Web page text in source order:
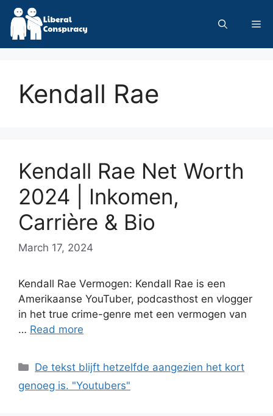
Skip
content
Kendall Rae
Kendall Rae Net Worth
2024 | Inkomen,
Carrière & Bio
March 17, 2024
Kendall Rae Vermogen: Kendall Rae is een
Amerikaanse YouTuber, podcasthost en vlogger
in het true crime-genre met een vermogen van
… Read more
Categories
De tekst blijft hetzelfde aangezien het kort
genoeg is. "Youtubers"